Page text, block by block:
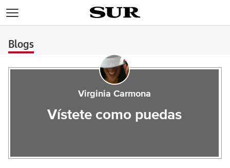
Blogs
Virginia Carmona
Vístete como puedas